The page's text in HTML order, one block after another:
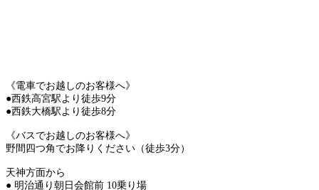
《電車でお越しのお客様へ》
●西鉄高宮駅より徒歩9分
●西鉄大橋駅より徒歩8分
《バスでお越しのお客様へ》
野間四つ角でお降りください（徒歩3分）
天神方面から
● 明治通り朝日会館前 10乗り場